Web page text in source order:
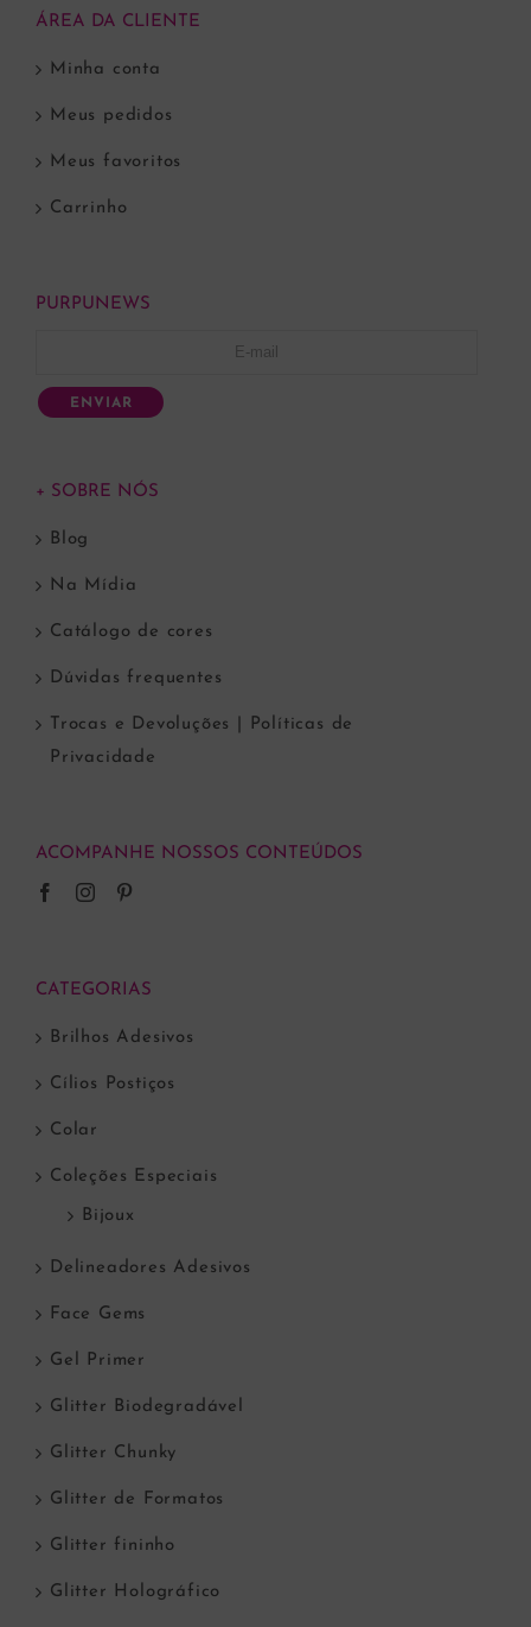
ÁREA DA CLIENTE
Minha conta
Meus pedidos
Meus favoritos
Carrinho
PURPUNEWS
ENVIAR
+ SOBRE NÓS
Blog
Na Mídia
Catálogo de cores
Dúvidas frequentes
Trocas e Devoluções | Políticas de
Privacidade
ACOMPANHE NOSSOS CONTEÚDOS
CATEGORIAS
Brilhos Adesivos
Cílios Postiços
Colar
Coleções Especiais
Bijoux
Delineadores Adesivos
Face Gems
Gel Primer
Glitter Biodegradável
Glitter Chunky
Glitter de Formatos
Glitter fininho
Glitter Holográfico